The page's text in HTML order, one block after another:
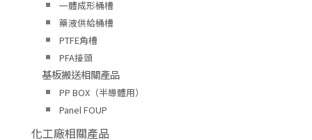
一體成形桶槽
藥液供給桶槽
PTFE角槽
PFA接頭
基板搬送相關產品
PP BOX（半導體用）
Panel FOUP
化工廠相關產品